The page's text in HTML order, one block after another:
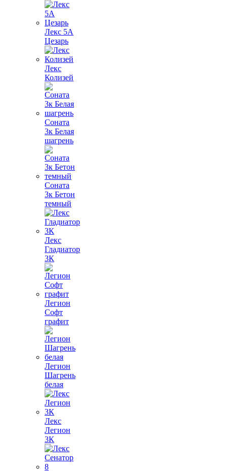
Лекс 5А
Цезарь
Лекс
Колизей
Соната
3к Белая
шагрень
Соната
3к Бетон
темный
Лекс
Гладиатор
3К
Легион
Софт
графит
Легион
Шагрень
белая
Лекс
Легион
3К